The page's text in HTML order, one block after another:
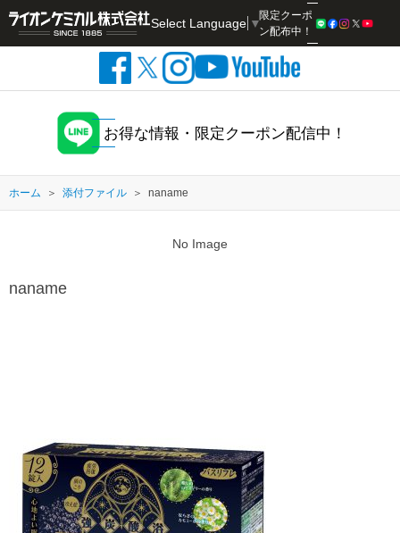
Select Language ▼
限定クーポ
ン配布中！
お得な情報・限定クーポン配信中！
ホーム 添付ファイル naname
No Image
naname
検索